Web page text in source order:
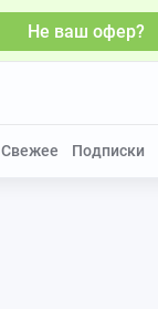
Не ваш офер?
Свежее Подписки